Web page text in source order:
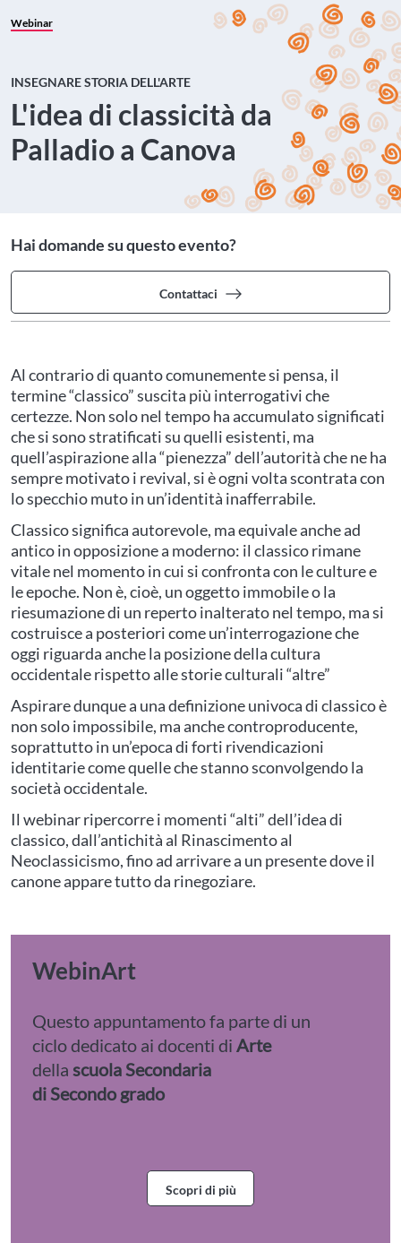
Webinar
INSEGNARE STORIA DELL'ARTE
L'idea di classicità da
Palladio a Canova
Hai domande su questo evento?
Contattaci
Al contrario di quanto comunemente si pensa, il
termine “classico” suscita più interrogativi che
certezze. Non solo nel tempo ha accumulato significati
che si sono stratificati su quelli esistenti, ma
quell’aspirazione alla “pienezza” dell’autorità che ne ha
sempre motivato i revival, si è ogni volta scontrata con
lo specchio muto in un’identità inafferrabile.
Classico significa autorevole, ma equivale anche ad
antico in opposizione a moderno: il classico rimane
vitale nel momento in cui si confronta con le culture e
le epoche. Non è, cioè, un oggetto immobile o la
riesumazione di un reperto inalterato nel tempo, ma si
costruisce a posteriori come un’interrogazione che
oggi riguarda anche la posizione della cultura
occidentale rispetto alle storie culturali “altre”
Aspirare dunque a una definizione univoca di classico è
non solo impossibile, ma anche controproducente,
soprattutto in un’epoca di forti rivendicazioni
identitarie come quelle che stanno sconvolgendo la
società occidentale.
Il webinar ripercorre i momenti “alti” dell’idea di
classico, dall’antichità al Rinascimento al
Neoclassicismo, fino ad arrivare a un presente dove il
canone appare tutto da rinegoziare.
WebinArt
Questo appuntamento fa parte di un
ciclo dedicato ai docenti di Arte
della scuola Secondaria
di Secondo grado
Scopri di più